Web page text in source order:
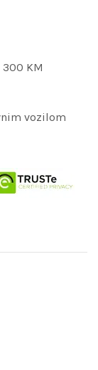
KM
vozilom